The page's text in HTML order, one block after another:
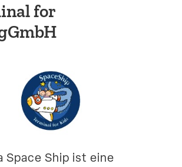
2025
Kontakt
Suche
for
Space Ship ist eine